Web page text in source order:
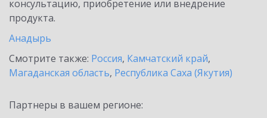
консультацию, приобретение или внедрение
продукта.
Анадырь
Смотрите также: Россия, Камчатский край,
Магаданская область, Республика Саха (Якутия)
Партнеры в вашем регионе: